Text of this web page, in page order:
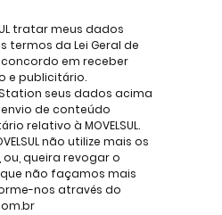
tratar meus dados
termos da Lei Geral de
em receber
e publicitário.
seus dados acima
de conteúdo
relativo à MOVELSUL.
não utilize mais os
queira revogar o
não façamos mais
nos através do